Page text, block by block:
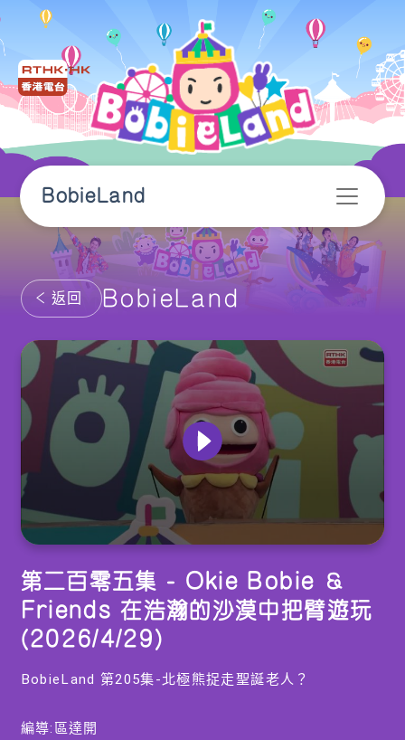
BobieLand
返回 BobieLand
of
15
minutes,
6
seconds
第二百零五集 - Okie Bobie ＆
Friends 在浩瀚的沙漠中把臂遊玩
(2026/4/29)
BobieLand 第205集-北極熊捉走聖誕老人？
編導:區達開